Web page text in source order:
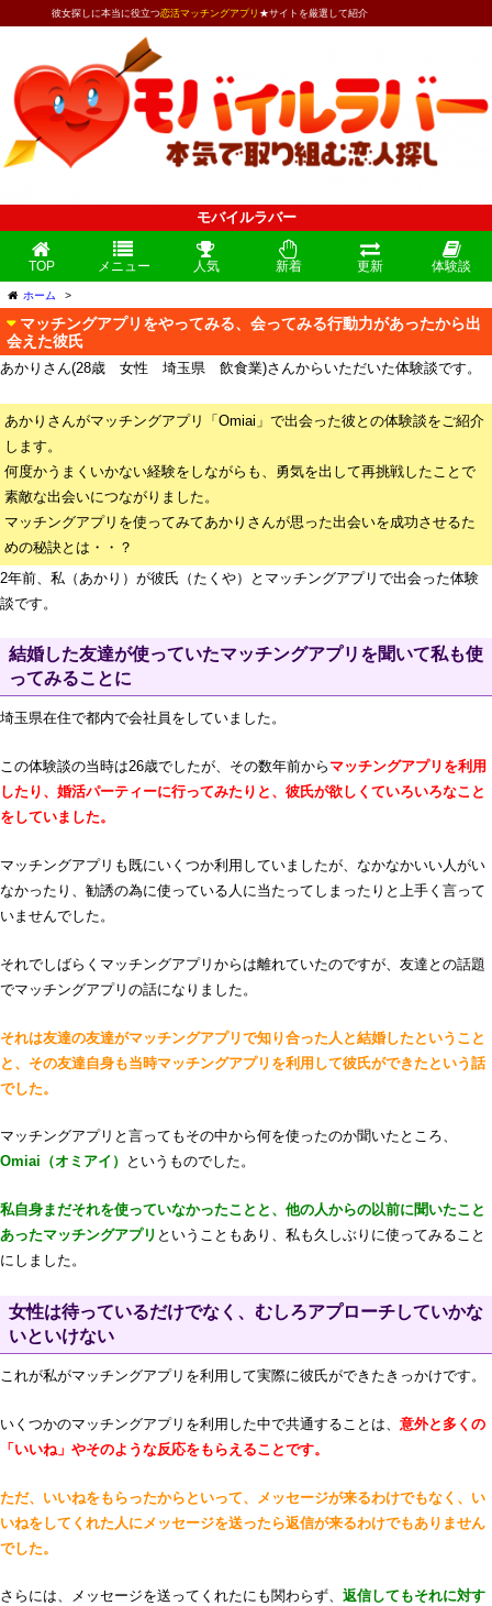
彼女探しに本当に役立つ恋活マッチングアプリ★サイトを厳選して紹介
モバイルラバー
TOP メニュー 人気 新着 更新 体験談
ホーム >
マッチングアプリをやってみる、会ってみる行動力があったから出
会えた彼氏
あかりさん(28歳 女性 埼玉県 飲食業)さんからいただいた体験談です。
あかりさんがマッチングアプリ「Omiai」で出会った彼との体験談をご紹介
します。
何度かうまくいかない経験をしながらも、勇気を出して再挑戦したことで
素敵な出会いにつながりました。
マッチングアプリを使ってみてあかりさんが思った出会いを成功させるた
めの秘訣とは・・？
2年前、私（あかり）が彼氏（たくや）とマッチングアプリで出会った体験
談です。
結婚した友達が使っていたマッチングアプリを聞いて私も使
ってみることに
埼玉県在住で都内で会社員をしていました。
この体験談の当時は26歳でしたが、その数年前から マッチングアプリを利用
したり、婚活パーティーに行ってみたりと、彼氏が欲しくていろいろなこと
をしていました。
マッチングアプリも既にいくつか利用していましたが、なかなかいい人がい
なかったり、勧誘の為に使っている人に当たってしまったりと上手く言って
いませんでした。
それでしばらくマッチングアプリからは離れていたのですが、友達との話題
でマッチングアプリの話になりました。
それは友達の友達がマッチングアプリで知り合った人と結婚したということ
と、その友達自身も当時マッチングアプリを利用して彼氏ができたという話
でした。
マッチングアプリと言ってもその中から何を使ったのか聞いたところ、
Omiai（オミアイ）
というものでした。
私自身まだそれを使っていなかったことと、他の人からの以前に聞いたこと
あったマッチングアプリ ということもあり、私も久しぶりに使ってみること
にしました。
女性は待っているだけでなく、むしろアプローチしていかな
いといけない
これが私がマッチングアプリを利用して実際に彼氏ができたきっかけです。
いくつかのマッチングアプリを利用した中で共通することは、 意外と多くの
「いいね」やそのような反応をもらえることです。
ただ、いいねをもらったからといって、メッセージが来るわけでもなく、い
いねをしてくれた人にメッセージを送ったら返信が来るわけでもありません
でした。
さらには、メッセージを送ってくれたにも関わらず、 返信してもそれに対す